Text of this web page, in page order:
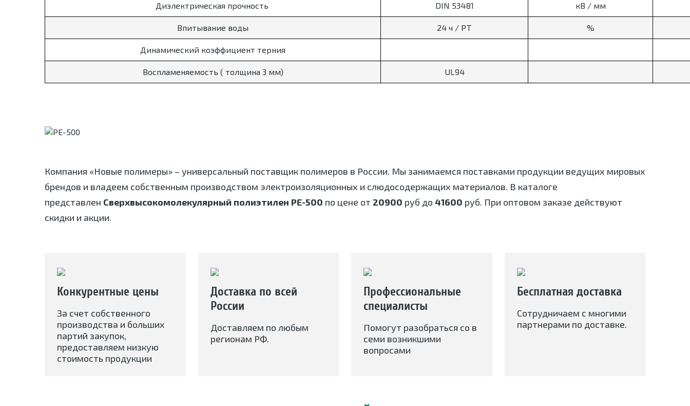
Диэлектрическая прочность DIN 53481 кВ / мм
Впитывание воды 24 ч / РТ %
Динамический коэффициент терния
Воспламеняемость ( толщина 3 мм) UL94
Компания «Новые полимеры» – универсальный поставщик полимеров в России. Мы занимаемся поставками продукции ведущих мировых
брендов и владеем собственным производством электроизоляционных и слюдосодержащих материалов. В каталоге
представлен Сверхвысокомолекулярный полиэтилен РЕ-500 по цене от 20900 руб до 41600 руб. При оптовом заказе действуют
скидки и акции.
Конкурентные цены
За счет собственного
производства и больших
партий закупок,
предоставляем низкую
стоимость продукции
Доставка по всей
России
Доставляем по любым
регионам РФ.
Профессиональные
специалисты
Помогут разобраться со в
семи возникшими
вопросами
Бесплатная доставка
Сотрудничаем с многими
партнерами по доставке.